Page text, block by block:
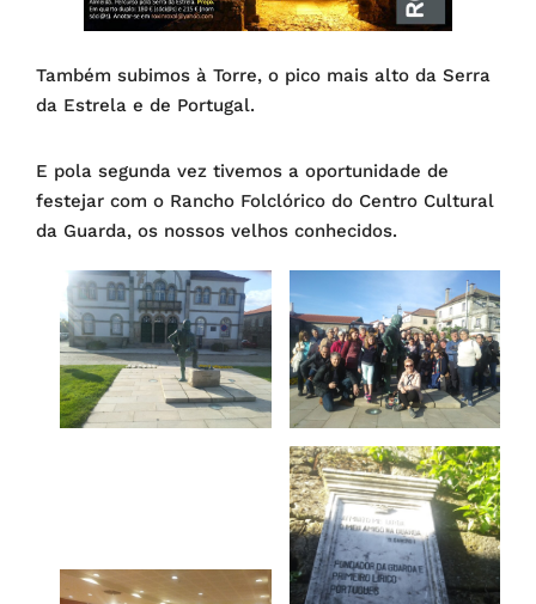
Também subimos à Torre, o pico mais alto da Serra
da Estrela e de Portugal.
E pola segunda vez tivemos a oportunidade de
festejar com o Rancho Folclórico do Centro Cultural
da Guarda, os nossos velhos conhecidos.